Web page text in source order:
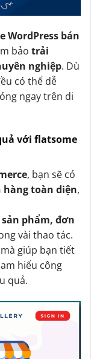
WordPress bán
bảo trải
nghiệp. Dù
có thể dễ
ngay trên di
với flatsome
, bạn sẽ có
hàng toàn diện,
phẩm, đơn
vài thao tác.
giúp bạn tiết
hiểu công
quả.